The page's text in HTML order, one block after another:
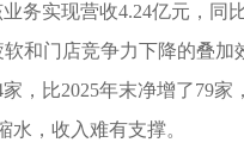
务实现营收4.24亿元，同
和门店竞争力下降的叠
，比2025年末净增了79家
水，收入难有支撑。